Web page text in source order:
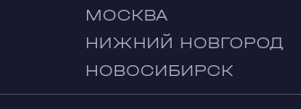
МОСКВА
НИЖНИЙ НОВГОРОД
НОВОСИБИРСК